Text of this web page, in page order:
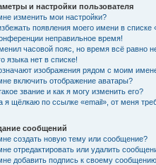
и настройки пользователя
изменить мои настройки?
появления моего имени в
неправильное время!
часовой пояс, но время всё равно
языка нет в списке!
изображения рядом с моим
включить отображение аватары?
звание и как я могу изменить его?
я щёлкаю по ссылке «email», от меня
сообщений
создать новую тему или сообщение?
отредактировать или удалить
добавить подпись к своему